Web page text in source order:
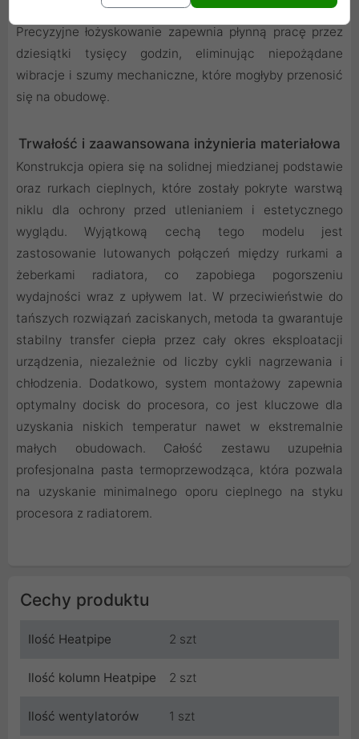
warunki do pracy i rozrywki bez zbędnych decybeli.
Precyzyjne łożyskowanie zapewnia płynną pracę przez
dziesiątki tysięcy godzin, eliminując niepożądane
wibracje i szumy mechaniczne, które mogłyby przenosić
się na obudowę.
Trwałość i zaawansowana inżynieria materiałowa
Konstrukcja opiera się na solidnej miedzianej podstawie
oraz rurkach cieplnych, które zostały pokryte warstwą
niklu dla ochrony przed utlenianiem i estetycznego
wyglądu. Wyjątkową cechą tego modelu jest
zastosowanie lutowanych połączeń między rurkami a
żeberkami radiatora, co zapobiega pogorszeniu
wydajności wraz z upływem lat. W przeciwieństwie do
tańszych rozwiązań zaciskanych, metoda ta gwarantuje
stabilny transfer ciepła przez cały okres eksploatacji
urządzenia, niezależnie od liczby cykli nagrzewania i
chłodzenia. Dodatkowo, system montażowy zapewnia
optymalny docisk do procesora, co jest kluczowe dla
uzyskania niskich temperatur nawet w ekstremalnie
małych obudowach. Całość zestawu uzupełnia
profesjonalna pasta termoprzewodząca, która pozwala
na uzyskanie minimalnego oporu cieplnego na styku
procesora z radiatorem.
Cechy produktu
Ilość Heatpipe 2 szt
Ilość kolumn Heatpipe 2 szt
Ilość wentylatorów 1 szt